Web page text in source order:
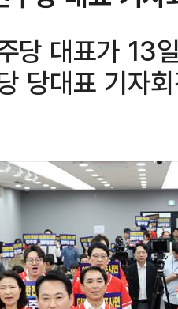
당 대표가 13
당대표 기자